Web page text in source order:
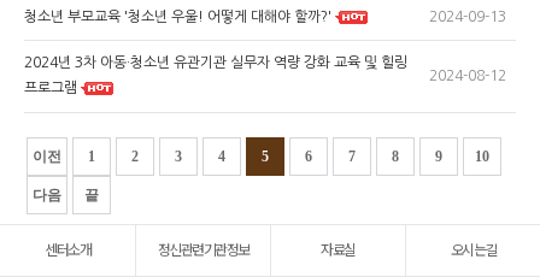
청소년 부모교육 '청소년 우울! 어떻게 대해야 할까?' 2024-09-13
2024년 3차 아동·청소년 유관기관 실무자 역량 강화 교육 및 힐링
프로그램
2024-08-12
이전 1 2 3 4 5 6 7 8 9 10
다음 끝
센터소개 정신관련기관정보 자료실 오시는길